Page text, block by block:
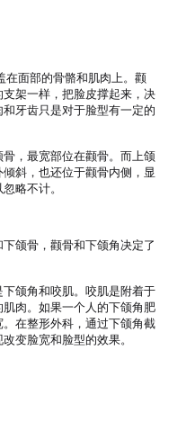
在面部的骨骼和肌肉上。颧
架一样，把脸皮撑起来，决
牙齿只是对于脸型有一定的
，最宽部位在颧骨。而上颌
斜，也还位于颧骨内侧，显
略不计。
颌骨，颧骨和下颌角决定了
颌角和咬肌。咬肌是附着于
肌肉。如果一个人的下颌角肥
在整形外科，通过下颌角截
变脸宽和脸型的效果。